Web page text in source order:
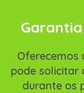
Oferecemos
pode solicitar
durante os